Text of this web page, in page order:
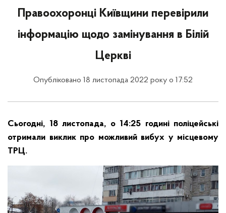
Правоохоронці Київщини перевірили
інформацію щодо замінування в Білій
Церкві
Опубліковано 18 листопада 2022 року о 17:52
Сьогодні, 18 листопада, о 14:25 годині поліцейські
отримали виклик про можливий вибух у місцевому
ТРЦ.